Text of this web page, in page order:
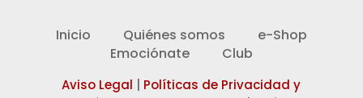
Inicio Quiénes somos
e-Shop
Emociónate
Club
Aviso Legal
Políticas de Privacidad y